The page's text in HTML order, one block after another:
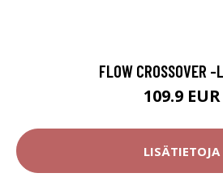
FLOW CROSSOVER -
109.9 EUR
LISÄTIETOJA